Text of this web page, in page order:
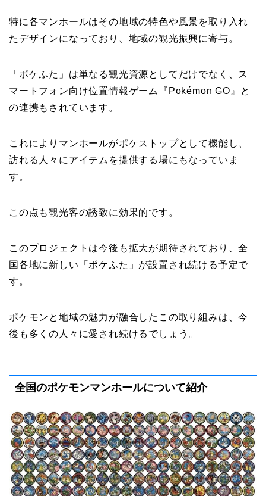
特に各マンホールはその地域の特色や風景を取り入れ
たデザインになっており、地域の観光振興に寄与。
「ポケふた」は単なる観光資源としてだけでなく、ス
マートフォン向け位置情報ゲーム『Pokémon GO』と
の連携もされています。
これによりマンホールがポケストップとして機能し、
訪れる人々にアイテムを提供する場にもなっていま
す。
この点も観光客の誘致に効果的です。
このプロジェクトは今後も拡大が期待されており、全
国各地に新しい「ポケふた」が設置され続ける予定で
す。
ポケモンと地域の魅力が融合したこの取り組みは、今
後も多くの人々に愛され続けるでしょう。
全国のポケモンマンホールについて紹介